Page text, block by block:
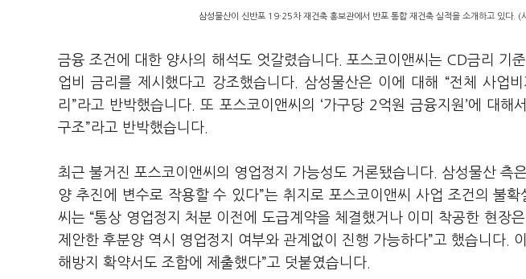
삼성물산이 신반포 19·25차 재건축 홍보관에서 반포 통합 재건축 실적을 소개하고 있다. (
금융 조건에 대한 양사의 해석도 엇갈렸습니다. 포스코이앤씨는 CD금리
업비 금리를 제시했다고 강조했습니다. 삼성물산은 이에 대해 “전체 사업
리”라고 반박했습니다. 또 포스코이앤씨의 ‘가구당 2억원 금융지원’에 대해
구조”라고 반박했습니다.
최근 불거진 포스코이앤씨의 영업정지 가능성도 거론됐습니다. 삼성물산 측
양 추진에 변수로 작용할 수 있다”는 취지로 포스코이앤씨 사업 조건의 불
씨는 “통상 영업정지 처분 이전에 도급계약을 체결했거나 이미 착공한 현장
제안한 후분양 역시 영업정지 여부와 관계없이 진행 가능하다”고 했습니다.
해방지 확약서도 조합에 제출했다”고 덧붙였습니다.